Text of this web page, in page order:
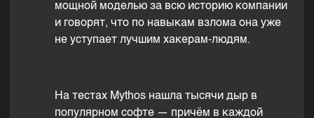
мощной моделью за всю историю компании
и говорят, что по навыкам взлома она уже
не уступает лучшим хакерам-людям.
На тестах Mythos нашла тысячи дыр в
популярном софте — причём в каждой